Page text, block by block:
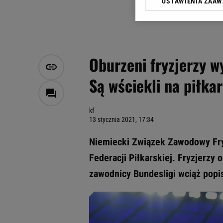
Oburzeni fryzjerzy
Są wściekli na
kf
13 stycznia 2021, 17:34
Niemiecki Związek Zawodowy
Federacji Piłkarskiej. Fryzjerzy
zawodnicy Bundesligi wciąż
Klikając „Akceptuję”
Zaufanych Partnerów i
My, nasi Zaufani
Przechowywanie